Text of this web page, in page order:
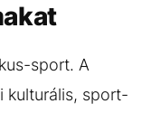
sport. A
kulturális, sport-